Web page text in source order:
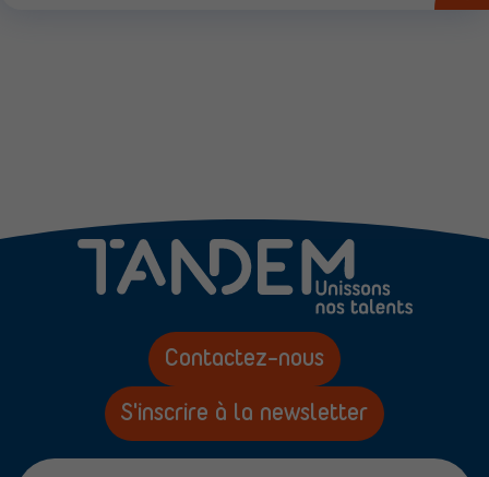
Contactez-nous
S'inscrire à la newsletter